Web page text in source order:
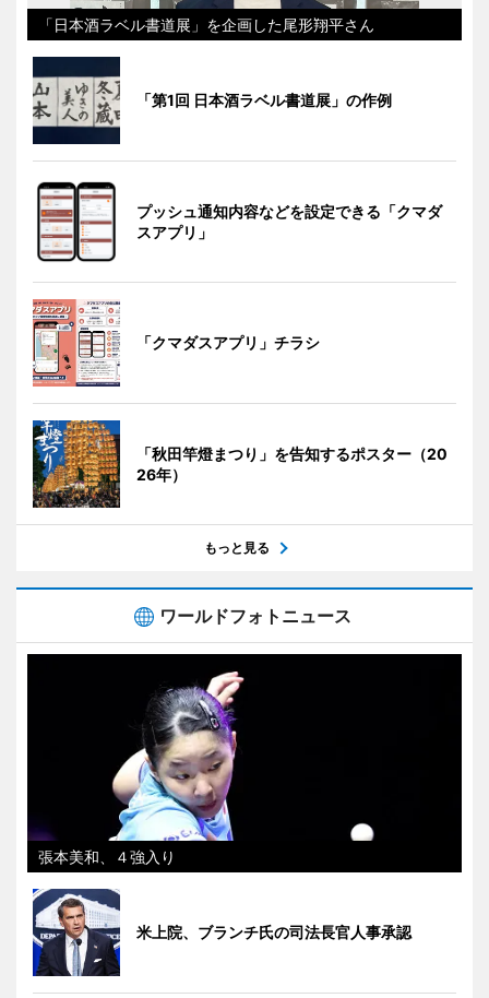
「日本酒ラベル書道展」を企画した尾形翔平さん
「第1回 日本酒ラベル書道展」の作例
プッシュ通知内容などを設定できる「クマダ
スアプリ」
「クマダスアプリ」チラシ
「秋田竿燈まつり」を告知するポスター（20
26年）
もっと見る
ワールドフォトニュース
張本美和、４強入り
米上院、ブランチ氏の司法長官人事承認